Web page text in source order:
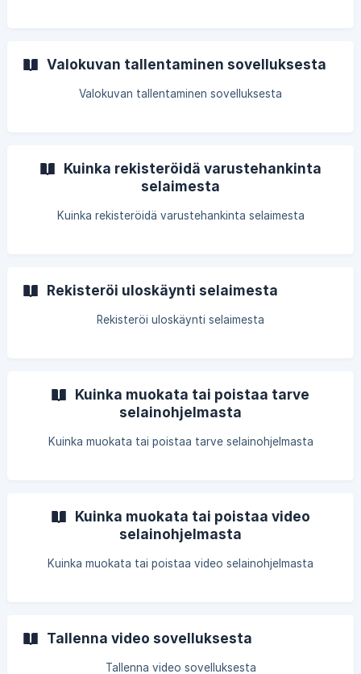
Valokuvan tallentaminen sovelluksesta
Valokuvan tallentaminen sovelluksesta
Kuinka rekisteröidä varustehankinta
selaimesta
Kuinka rekisteröidä varustehankinta selaimesta
Rekisteröi uloskäynti selaimesta
Rekisteröi uloskäynti selaimesta
Kuinka muokata tai poistaa tarve
selainohjelmasta
Kuinka muokata tai poistaa tarve selainohjelmasta
Kuinka muokata tai poistaa video
selainohjelmasta
Kuinka muokata tai poistaa video selainohjelmasta
Tallenna video sovelluksesta
Tallenna video sovelluksesta